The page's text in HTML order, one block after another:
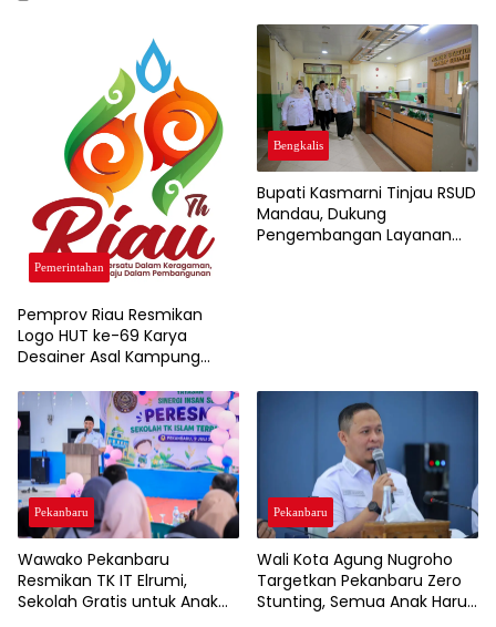
Pemerintahan
Pemprov Riau Resmikan
Logo HUT ke-69 Karya
Desainer Asal Kampung
Harmoni dan Budaya
Melayu
Bengkalis
Bupati Kasmarni Tinjau RSUD
Mandau, Dukung
Pengembangan Layanan
Pekanbaru
Wawako Pekanbaru
Resmikan TK IT Elrumi,
Sekolah Gratis untuk Anak
Pekanbaru
Wali Kota Agung Nugroho
Targetkan Pekanbaru Zero
Stunting, Semua Anak Harus